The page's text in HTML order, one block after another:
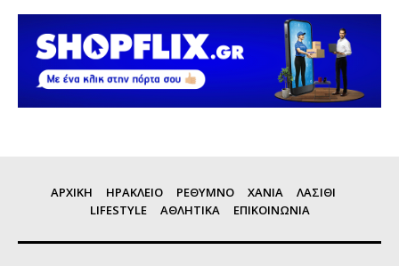
ΑΡΧΙΚΗ ΗΡΑΚΛΕΙΟ ΡΕΘΥΜΝΟ ΧΑΝΙΑ
ΛΑΣΙΘΙ
LIFESTYLE
ΑΘΛΗΤΙΚΑ ΕΠΙΚΟΙΝΩΝΙΑ